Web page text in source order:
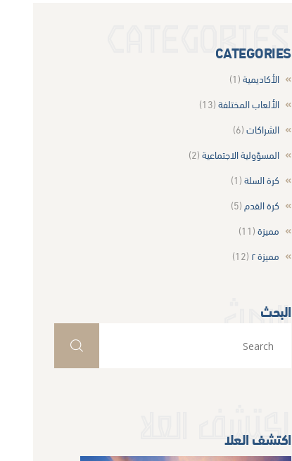
CATEGORIES
CATEGORIES
الأكاديمية(1)
الألعاب المختلفة(13)
الشراكات(6)
المسؤولية الاجتماعية(2)
كرة السلة(1)
كرة القدم (5)
مميزة(11)
مميزة ٢ (12)
البحث
البحث
اكتشف العلا
اكتشف العلا